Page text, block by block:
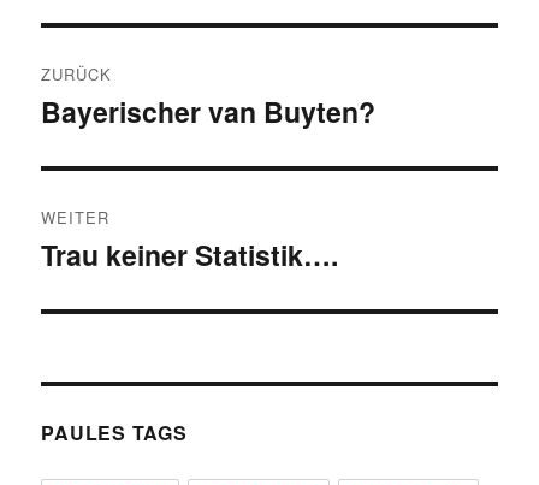
ZURÜCK
Vorheriger
Bayerischer van Buyten?
WEITER
Nächster
Trau keiner Statistik….
PAULES TAGS